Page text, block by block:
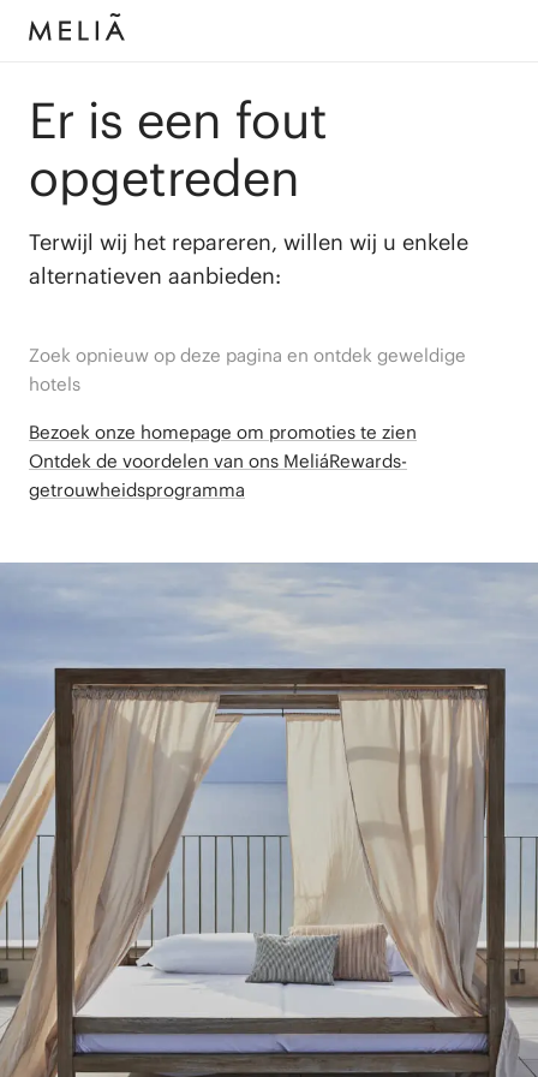
Er is een fout
opgetreden
Terwijl wij het repareren, willen wij u enkele
alternatieven aanbieden:
Zoek opnieuw op deze pagina en ontdek geweldige
hotels
Bezoek onze homepage om promoties te zien
Ontdek de voordelen van ons MeliáRewards-
getrouwheidsprogramma